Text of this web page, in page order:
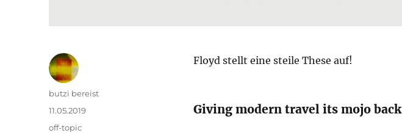
Floyd stellt eine steile These auf!
Giving modern travel its mojo back
Autor
butzi bereist
Veröffentlicht
am
11.05.2019
Kategorien
off-topic